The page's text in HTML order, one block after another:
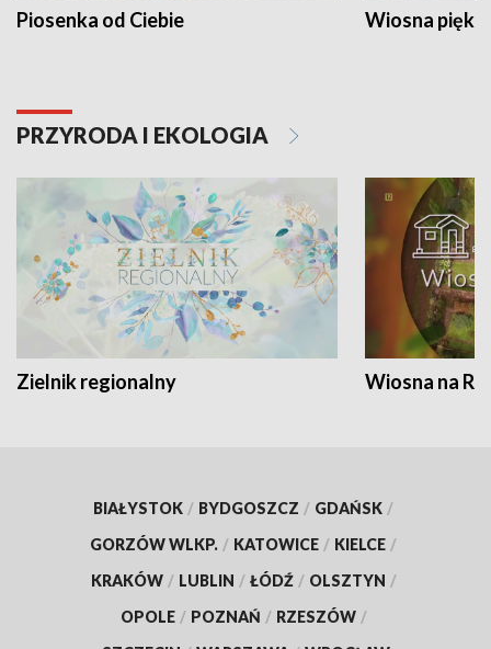
Piosenka od Ciebie Wiosna
PRZYRODA I EKOLOGIA
Zielnik regionalny Wiosna na
BIAŁYSTOK / BYDGOSZCZ / GDAŃSK /
GORZÓW WLKP. / KATOWICE / KIELCE /
KRAKÓW / LUBLIN / ŁÓDŹ / OLSZTYN /
OPOLE / POZNAŃ / RZESZÓW /